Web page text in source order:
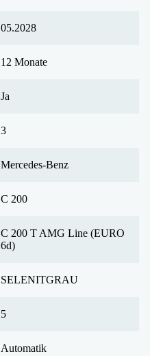
05.2028
12 Monate
Ja
3
Mercedes-Benz
C 200
C 200 T AMG Line (EURO
6d)
SELENITGRAU
5
Automatik